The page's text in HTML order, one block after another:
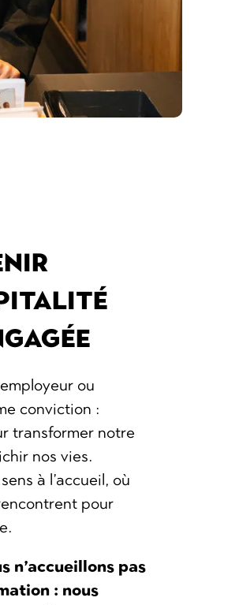
ou
conviction :
transformer notre
nos vies.
à l’accueil, où
pour
n’accueillons pas
: nous